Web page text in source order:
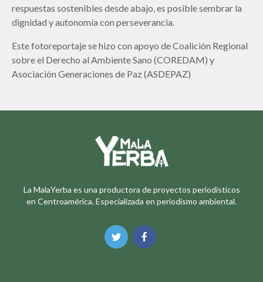
respuestas sostenibles desde abajo, es posible sembrar la
dignidad y autonomía con perseverancia.
Este fotoreportaje se hizo con apoyo de Coalición Regional
sobre el Derecho al Ambiente Sano (COREDAM) y
Asociación Generaciones de Paz (ASDEPAZ)
La MalaYerba es una productora de proyectos periodísticos
en Centroamérica. Especializada en periodismo ambiental.